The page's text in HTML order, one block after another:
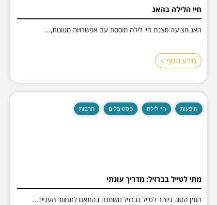
חיי הלילה בהאג
האג מציעה סצנת חיי לילה תוססת עם אפשרויות מגוונות,...
מידע נוסף >
הופעות חיי לילה פסטיבלים תרבות
מתי לטייל בברזיל: מדריך עונתי
הזמן הטוב ביותר לטייל בברזיל משתנה בהתאם לתחומי העניין:...